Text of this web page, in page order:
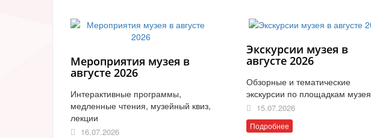
Мероприятия музея в
августе 2026
Интерактивные программы,
медленные чтения, музейный квиз,
лекции
16.07.2026
Экскурсии музея в
августе 2026
Обзорные и тематические
экскурсии по площадкам музея
15.07.2026
Подробнее